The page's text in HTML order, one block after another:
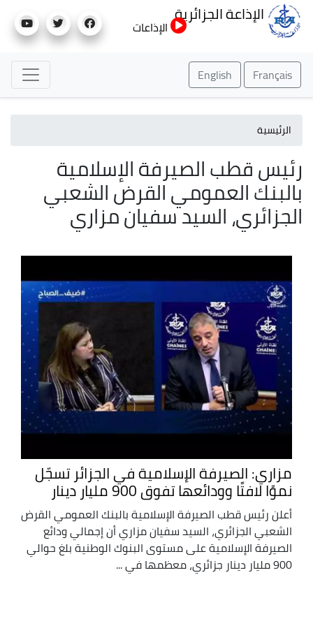
إلى
الإذاعة الجزائرية
الإذاعات
Français
English
الرئيسية
رئيس قطب الصيرفة الإسلامية
بالبنك العمومي القرض الشعبي
الجزائري، السيد سفيان مزاري
مزاري: الصيرفة الإسلامية في الجزائر تسجّل
نموًا لافتًا وودائعها تفوق 900 مليار دينار
أعلن رئيس قطب الصيرفة الإسلامية بالبنك العمومي القرض
الشعبي الجزائري، السيد سفيان مزاري أن إجمالي ودائع
الصيرفة الإسلامية على مستوى البنوك الوطنية بلغ حوالي
900 مليار دينار جزائري، معظمها في ...